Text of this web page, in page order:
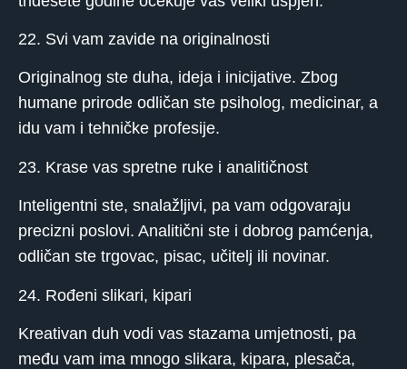
22. Svi vam zavide na originalnosti
Originalnog ste duha, ideja i inicijative. Zbog
humane prirode odličan ste psiholog, medicinar, a
idu vam i tehničke profesije.
23. Krase vas spretne ruke i analitičnost
Inteligentni ste, snalažljivi, pa vam odgovaraju
precizni poslovi. Analitični ste i dobrog pamćenja,
odličan ste trgovac, pisac, učitelj ili novinar.
24. Rođeni slikari, kipari
Kreativan duh vodi vas stazama umjetnosti, pa
među vam ima mnogo slikara, kipara, plesača,